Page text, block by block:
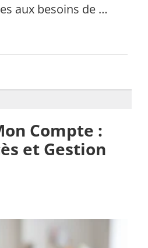
aux besoins de …
Compte :
et Gestion